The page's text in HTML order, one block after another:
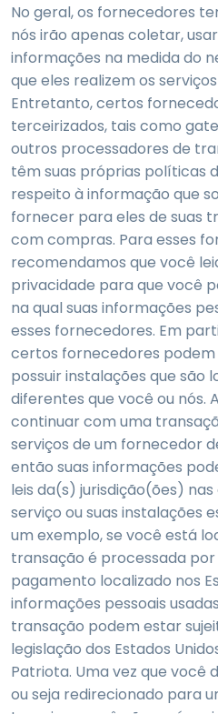
No geral, os fornecedores
nós irão apenas coletar,
informações na medida do
que eles realizem os
Entretanto, certos
terceirizados, tais como
outros processadores de
têm suas próprias políticas
respeito à informação que
fornecer para eles de suas
com compras. Para esses
recomendamos que você
privacidade para que você
na qual suas informações
esses fornecedores. Em
certos fornecedores podem
possuir instalações que são
diferentes que você ou nós.
continuar com uma
serviços de um fornecedor
então suas informações
leis da(s) jurisdição(ões)
serviço ou suas instalações
um exemplo, se você está
transação é processada
pagamento localizado nos
informações pessoais
transação podem estar
legislação dos Estados
Patriota. Uma vez que você
ou seja redirecionado para